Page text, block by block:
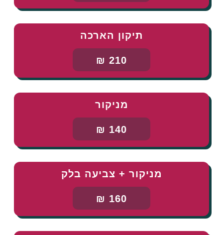
תיקון הארכה
210 ₪
מניקור
140 ₪
מניקור + צביעה בלק
160 ₪